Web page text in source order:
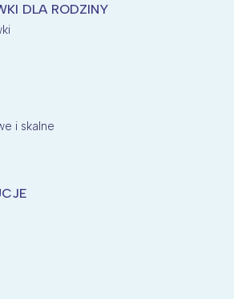
DLA RODZINY
i skalne